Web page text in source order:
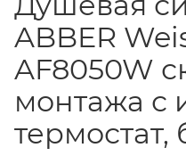
ABBER
AF8050W
монтажа с
термостат,